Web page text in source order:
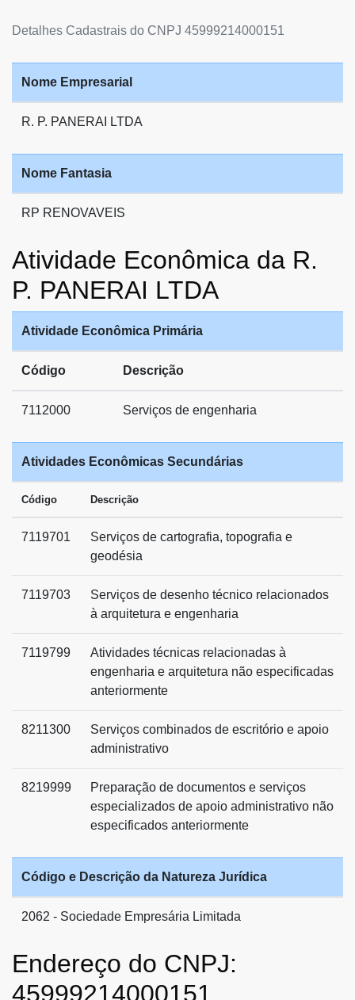
Detalhes Cadastrais do CNPJ 45999214000151
Nome Empresarial
R. P. PANERAI LTDA
Nome Fantasia
RP RENOVAVEIS
Atividade Econômica da R.
P. PANERAI LTDA
Atividade Econômica Primária
Código Descrição
7112000 Serviços de engenharia
Atividades Econômicas Secundárias
Código Descrição
7119701
Serviços de cartografia, topografia e
geodésia
7119703
Serviços de desenho técnico relacionados
à arquitetura e engenharia
7119799
Atividades técnicas relacionadas à
engenharia e arquitetura não especificadas
anteriormente
8211300
Serviços combinados de escritório e apoio
administrativo
8219999
Preparação de documentos e serviços
especializados de apoio administrativo não
especificados anteriormente
Código e Descrição da Natureza Jurídica
2062 - Sociedade Empresária Limitada
Endereço do CNPJ:
45999214000151